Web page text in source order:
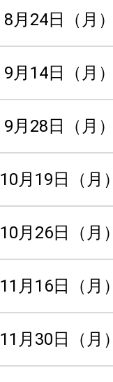
8月24日（月
9月14日（月
9月28日（月
10月19日（月
10月26日（月
11月16日（月
11月30日（月